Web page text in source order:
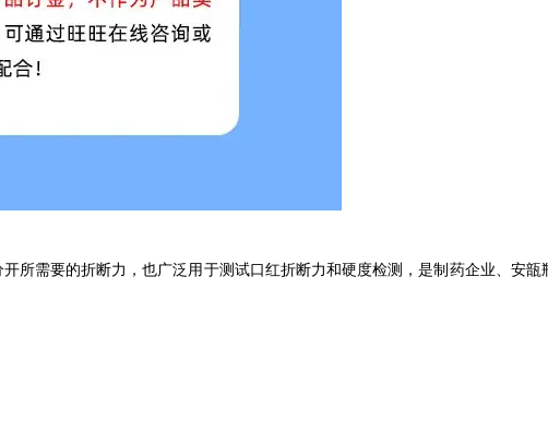
所需要的折断力，也广泛用于测试口红折断力和硬度检测，是制药企业、安瓿